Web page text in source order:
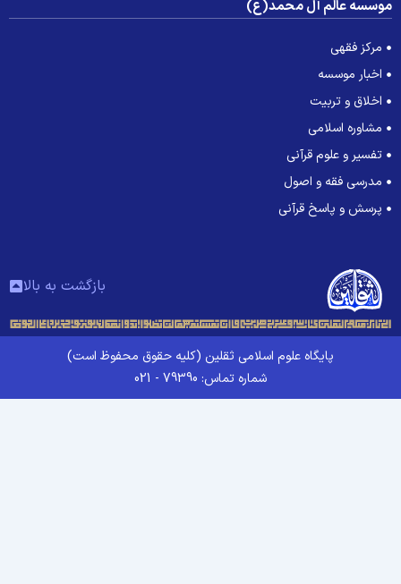
عالم آل محمد(ع)
مرکز فقهی
اخبار موسسه
اخلاق و تربیت
مشاوره اسلامی
تفسیر و علوم قرآنی
مدرسی فقه و اصول
پرسش و پاسخ قرآنی
بازگشت به بالا
پایگاه علوم اسلامی ثقلین (کلیه حقوق محفوظ است)
شماره تماس: 79390 - 021